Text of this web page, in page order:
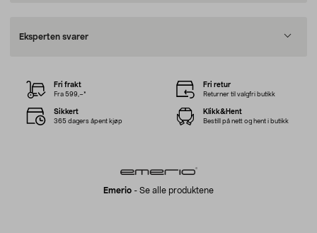
Eksperten svarer
Emerio - Se alle produktene
Fri frakt
Fra 599,–*
Fri retur
Returner til valgfri butikk
Sikkert
365 dagers åpent kjøp
Klikk&Hent
Bestill på nett og hent i butikk